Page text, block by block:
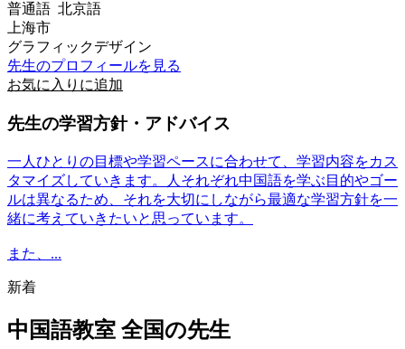
普通語 北京語
上海市
グラフィックデザイン
先生のプロフィールを見る
お気に入りに追加
先生の学習方針・アドバイス
一人ひとりの目標や学習ペースに合わせて、学習内容をカス
タマイズしていきます。人それぞれ中国語を学ぶ目的やゴー
ルは異なるため、それを大切にしながら最適な学習方針を一
緒に考えていきたいと思っています。
また、...
新着
中国語教室 全国の先生